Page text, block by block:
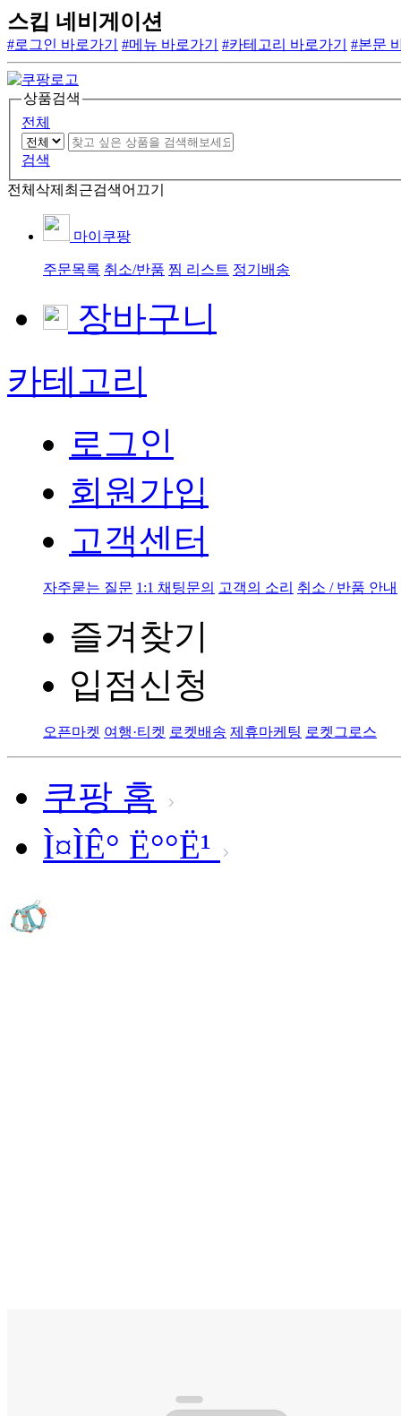
스킵 네비게이션
#로그인 바로가기 #메뉴 바로가기 #카테고리 바로가기 #본문
상품검색
전체
검색
전체삭제 최근검색어끄기
마이쿠팡
주문목록 취소/반품 찜 리스트 정기배송
장바구니
카테고리
로그인
회원가입
고객센터
자주묻는 질문 1:1 채팅문의 고객의 소리 취소 / 반품 안내
즐겨찾기
입점신청
오픈마켓 여행·티켓 로켓배송 제휴마케팅 로켓그로스
쿠팡 홈
Ì¤ÌÊ° Ë°°Ë¹